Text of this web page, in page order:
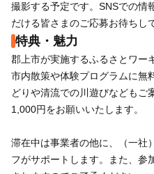
撮影する予定です。SNSでの情
だける皆さまのご応募お待ちし
特典・魅力
郡上市が実施するふるさとワー
市内散策や体験プログラムに無
どりや清流での川遊びなどもご
1,000円をお願いいたします。
滞在中は事業者の他に、（一社
フがサポートします。また、参